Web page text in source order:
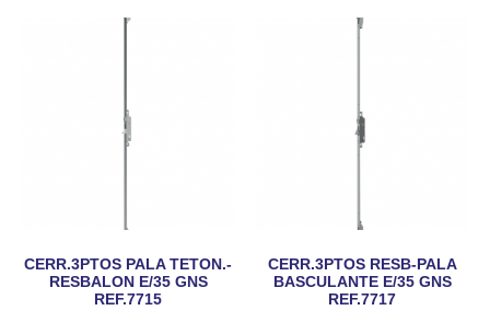
CERR.3PTOS PALA TETON.-
RESBALON E/35 GNS
REF.7715
CERR.3PTOS RESB-PALA
BASCULANTE E/35 GNS
REF.7717